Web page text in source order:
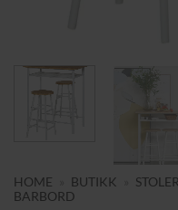
HOME BUTIKK STOLER
BARBORD